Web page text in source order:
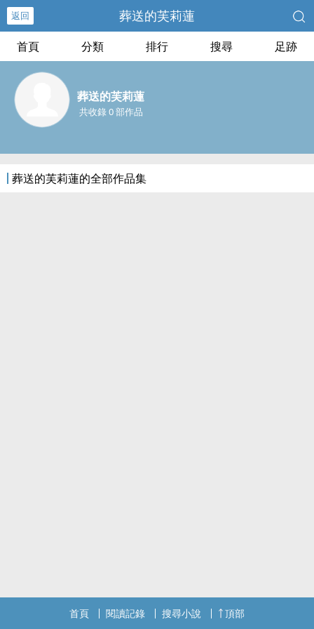
返回 葬送的芙莉蓮
首頁 分類 排行 搜尋 足跡
葬送的芙莉蓮
共收錄 0 部作品
葬送的芙莉蓮的全部作品集
首頁 閱讀記錄 搜尋小說 頂部